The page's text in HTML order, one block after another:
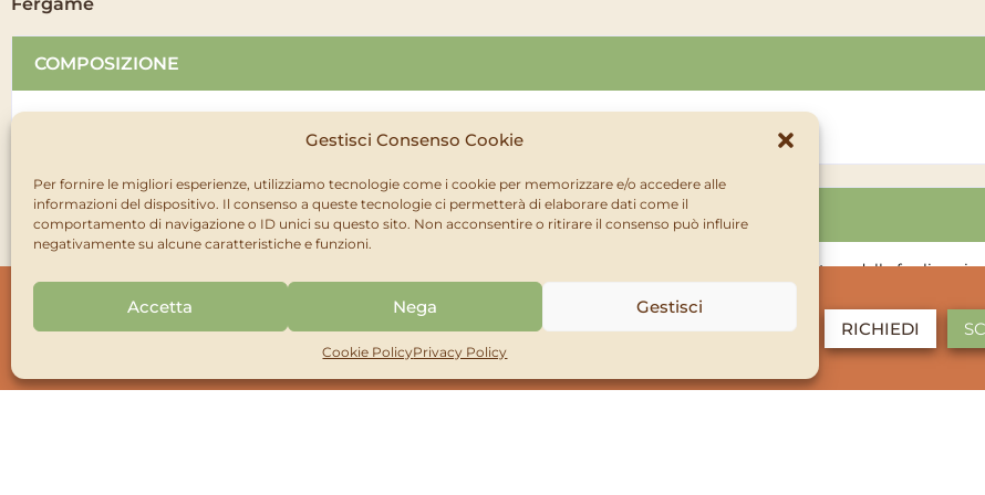
Gestisci Consenso Cookie
Per fornire le migliori esperienze, utilizziamo tecnologie come i cookie per memorizzare e/o accedere alle
informazioni del dispositivo. Il consenso a queste tecnologie ci permetterà di elaborare dati come il
comportamento di navigazione o ID unici su questo sito. Non acconsentire o ritirare il consenso può influire
negativamente su alcune caratteristiche e funzioni.
Accetta Nega Gestisci
Cookie PolicyPrivacy Policy
Concime a base di ferro EDTA (chelato)
RICHIEDI
COMPOSIZIONE
Concime inorganico a base di microelementi: Ferro (Fe) chelato con EDTA, idrosolubile 6%
Caratteristiche
Previene e cura la clorosi causata dalla carenza di ferro. I sintomi tipici sono l’ingiallimento fra le nervature delle foglie
trasforma in necrosi e le foglie cadono anticipatamente. Fergame, contenendo ferro chelato, risulta prontamente